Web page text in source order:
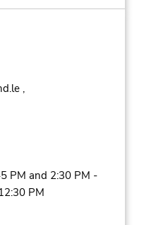
,
PM and 2:30 PM -
PM